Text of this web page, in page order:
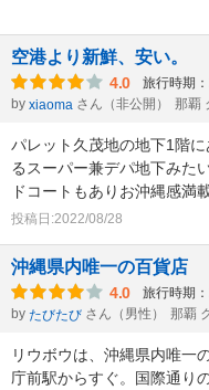
空港より新鮮、安い。
4.0 旅行時期
by xiaoma さん（非公開） 那覇
パレット久茂地の地下1階
るスーパー兼デパ地下みた
ドコートもありお沖縄感満
投稿日:2022/08/28
沖縄県内唯一の百貨店
4.0 旅行時期
by たびたび さん（男性） 那覇
リウボウは、沖縄県内唯一
庁前駅からすぐ。国際通り